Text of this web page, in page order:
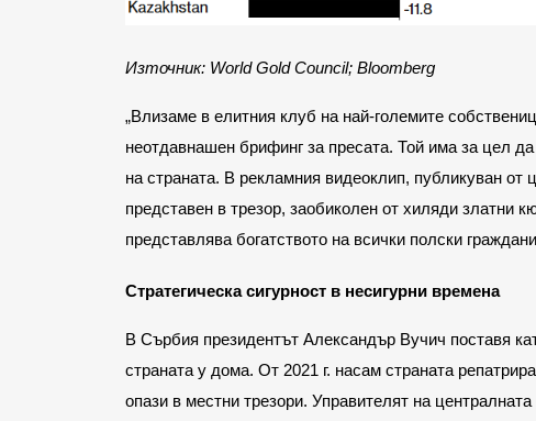
Източник: World Gold Council; Bloomberg
„Влизаме в елитния клуб на най-големите
неотдавнашен брифинг за пресата. Той има за цел
на страната. В рекламния видеоклип, публикуван
представен в трезор, заобиколен от хиляди златни
представлява богатството на всички полски
Стратегическа сигурност в несигурни времена
В Сърбия президентът Александър Вучич поставя
страната у дома. От 2021 г. насам страната
опази в местни трезори. Управителят на